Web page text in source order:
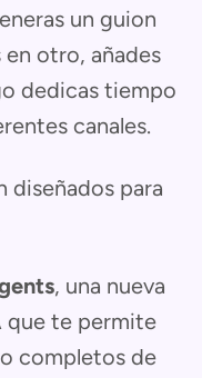
un guion
otro, añades
dedicas tiempo
canales.
diseñados para
, una nueva
que te permite
completos de